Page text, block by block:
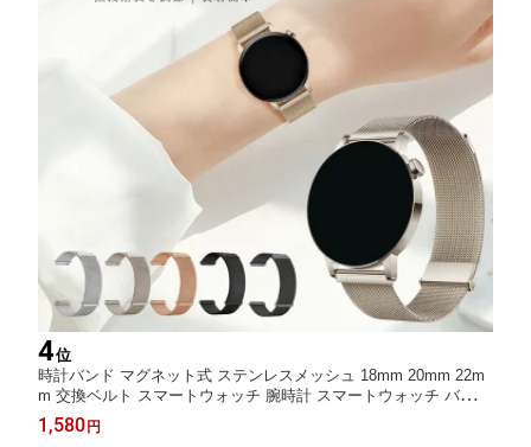
4位
時計バンド マグネット式 ステンレスメッシュ 18mm 20mm 22m
m 交換ベルト スマートウォッチ 腕時計 スマートウォッチ バンド
汎用 交換用ベルト 着せ替え メタルバンド ステンレス 磁石 長さ
調節 通気性 着せ替え カスタム スタイリッシュ 高級感 ビジネス
1,580 円